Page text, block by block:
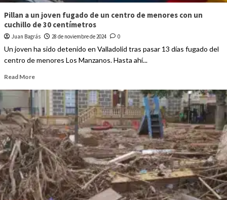
Pillan a un joven fugado de un centro de menores con un
cuchillo de 30 centímetros
Juan Bagrás 28 de noviembre de 2024 0
Un joven ha sido detenido en Valladolid tras pasar 13 días fugado del
centro de menores Los Manzanos. Hasta ahí...
Read More